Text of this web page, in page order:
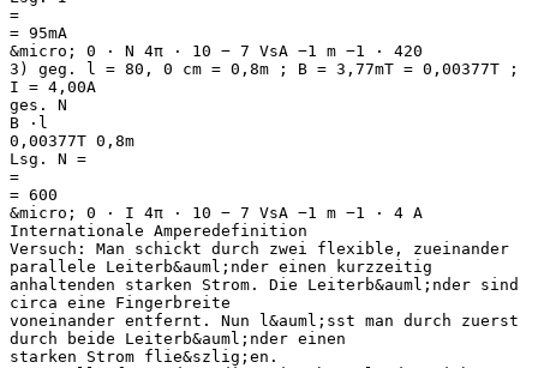
=
= 95mA
&micro; 0 ⋅ N 4π ⋅ 10 − 7 VsA −1 m −1 ⋅ 420
3) geg. l = 80, 0 cm = 0,8m ; B = 3,77mT = 0,00377T ;
I = 4,00A
ges. N
B ⋅l
0,00377T 0,8m
Lsg. N =
=
= 600
&micro; 0 ⋅ I 4π ⋅ 10 − 7 VsA −1 m −1 ⋅ 4 A
Internationale Amperedefinition
Versuch: Man schickt durch zwei flexible, zueinander
parallele Leiterb&auml;nder einen kurzzeitig
anhaltenden starken Strom. Die Leiterb&auml;nder sind
circa eine Fingerbreite
voneinander entfernt. Nun l&auml;sst man durch zuerst
durch beide Leiterb&auml;nder einen
starken Strom flie&szlig;en.